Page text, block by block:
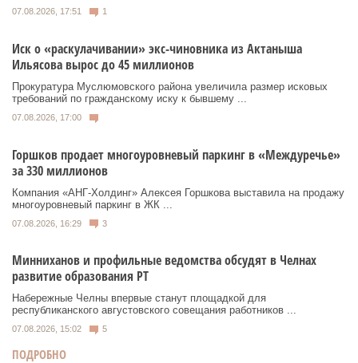
07.08.2026, 17:51 1
Иск о «раскулачивании» экс-чиновника из Актаныша
Ильясова вырос до 45 миллионов
Прокуратура Муслюмовского района увеличила размер исковых
требований по гражданскому иску к бывшему ...
07.08.2026, 17:00
Горшков продает многоуровневый паркинг в «Междуречье»
за 330 миллионов
Компания «АНГ-Холдинг» Алексея Горшкова выставила на продажу
многоуровневый паркинг в ЖК ...
07.08.2026, 16:29 3
Минниханов и профильные ведомства обсудят в Челнах
развитие образования РТ
Набережные Челны впервые станут площадкой для
республиканского августовского совещания работников ...
07.08.2026, 15:02 5
ПОДРОБНО